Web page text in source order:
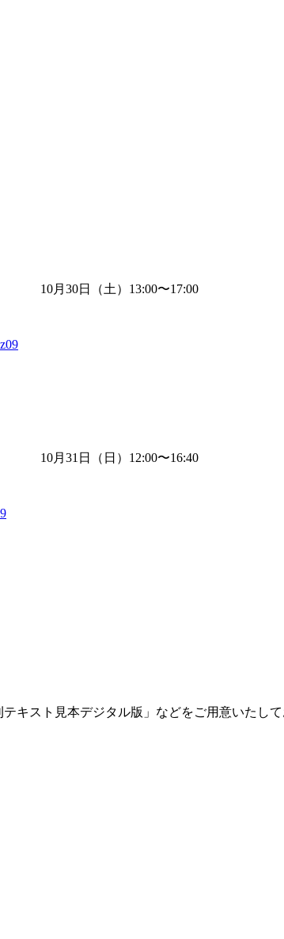
10月 30日（土） 13:00〜17:00
10月 31 日（日） 12:00〜16:40
キスト見本デジタル版」などをご用意いたし